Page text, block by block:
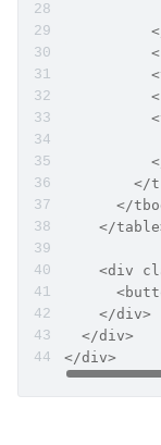
</
</
</
<div
    </div>
  </div>
</div>